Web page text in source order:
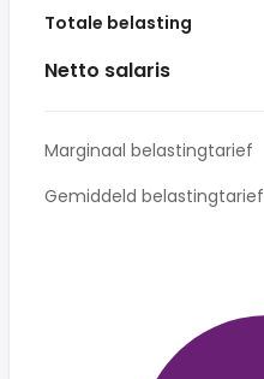
Totale belasting
Netto salaris
Marginaal belastingtarief
Gemiddeld belastingtarief